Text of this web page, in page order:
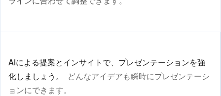
AIによる提案とインサイトで、プレゼンテーションを強
化しましょう。
どんなアイデアも瞬時にプレゼンテーシ
ョンにできます。